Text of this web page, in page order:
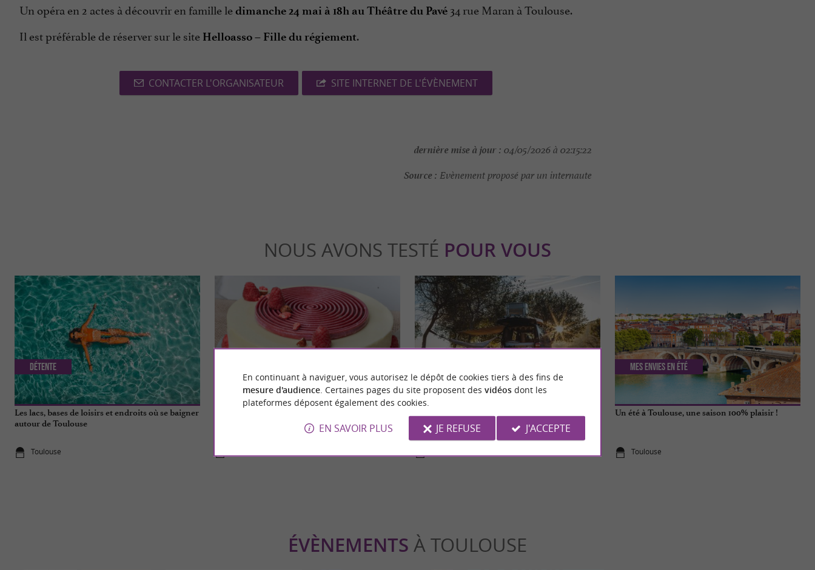
Un opéra en 2 actes à découvrir en famille ledimanche 24 mai à 18h au Théâtre du Pavé 34 rue Maran à Toulouse.
Il est préférable de réserver sur le site Helloasso – Fille du régiement.
CONTACTER L'ORGANISATEUR SITE INTERNET DE L'ÉVÈNEMENT
dernière mise à jour : 04/05/2026 à 02:15:22
Source : Evènement proposé par un internaute
NOUS AVONS TESTÉ POUR VOUS
Les lacs, bases de loisirs et endroits où se baigner
autour de Toulouse
Toulouse
Détente
déguster sans modération à 1h de Toulouse
évasion unique avec un arrêt à Toulouse
Un été à Toulouse, une saison 100% plaisir !
Toulouse
Mes envies en été
ÉVÈNEMENTS À TOULOUSE
En continuant à naviguer, vous autorisez le dépôt de cookies tiers à des fins de
mesure d'audience. Certaines pages du site proposent des vidéosdont les
plateformes déposent également des cookies.
EN SAVOIR PLUS JE REFUSE J'ACCEPTE